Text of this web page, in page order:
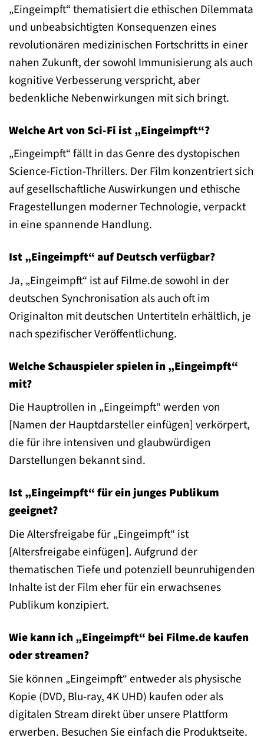
„Eingeimpft“ thematisiert die ethischen Dilemmata
und unbeabsichtigten Konsequenzen eines
revolutionären medizinischen Fortschritts in einer
nahen Zukunft, der sowohl Immunisierung als auch
kognitive Verbesserung verspricht, aber
bedenkliche Nebenwirkungen mit sich bringt.
Welche Art von Sci-Fi ist „Eingeimpft“?
„Eingeimpft“ fällt in das Genre des dystopischen
Science-Fiction-Thrillers. Der Film konzentriert sich
auf gesellschaftliche Auswirkungen und ethische
Fragestellungen moderner Technologie, verpackt
in eine spannende Handlung.
Ist „Eingeimpft“ auf Deutsch verfügbar?
Ja, „Eingeimpft“ ist auf Filme.de sowohl in der
deutschen Synchronisation als auch oft im
Originalton mit deutschen Untertiteln erhältlich, je
nach spezifischer Veröffentlichung.
Welche Schauspieler spielen in „Eingeimpft“
mit?
Die Hauptrollen in „Eingeimpft“ werden von
[Namen der Hauptdarsteller einfügen] verkörpert,
die für ihre intensiven und glaubwürdigen
Darstellungen bekannt sind.
Ist „Eingeimpft“ für ein junges Publikum
geeignet?
Die Altersfreigabe für „Eingeimpft“ ist
[Altersfreigabe einfügen]. Aufgrund der
thematischen Tiefe und potenziell beunruhigenden
Inhalte ist der Film eher für ein erwachsenes
Publikum konzipiert.
Wie kann ich „Eingeimpft“ bei Filme.de kaufen
oder streamen?
Sie können „Eingeimpft“ entweder als physische
Kopie (DVD, Blu-ray, 4K UHD) kaufen oder als
digitalen Stream direkt über unsere Plattform
erwerben. Besuchen Sie einfach die Produktseite.